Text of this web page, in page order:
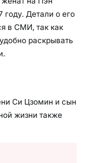
году. Детали о его
в СМИ, так как
раскрывать
Си Цзомин и сын
жизни также